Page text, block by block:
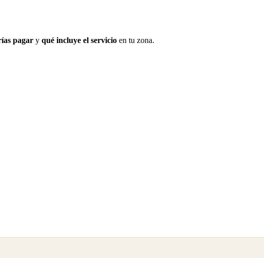
pagar y qué incluye el servicio en tu zona.